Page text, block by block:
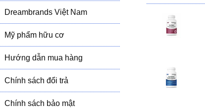
Dreambrands Việt Nam
Mỹ phẩm hữu cơ
Hướng dẫn mua hàng
Chính sách đổi trả
Chính sách bảo mật